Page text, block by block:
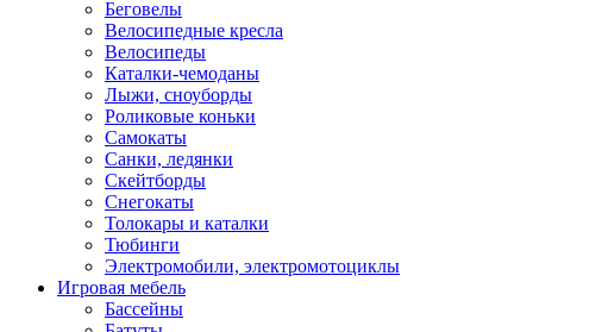
Беговелы
Велосипедные кресла
Велосипеды
Каталки-чемоданы
Лыжи, сноуборды
Роликовые коньки
Самокаты
Санки, ледянки
Скейтборды
Снегокаты
Толокары и каталки
Тюбинги
Электромобили, электромотоциклы
Игровая мебель
Бассейны